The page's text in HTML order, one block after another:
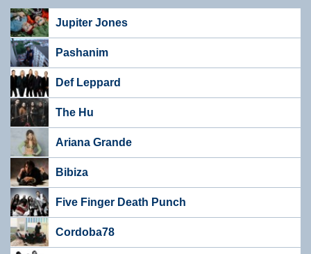
Jupiter Jones
Pashanim
Def Leppard
The Hu
Ariana Grande
Bibiza
Five Finger Death Punch
Cordoba78